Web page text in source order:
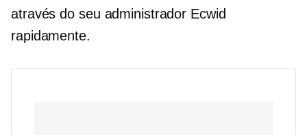
através do seu administrador Ecwid
rapidamente.